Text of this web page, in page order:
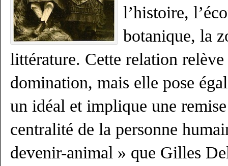
l’histoire,
botanique, la
littérature. Cette relation relève
domination, mais elle pose
un idéal et implique une
centralité de la personne
devenir-animal » que Gilles